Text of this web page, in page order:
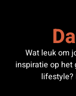
Wat leuk om
inspiratie op het
lifestyle?